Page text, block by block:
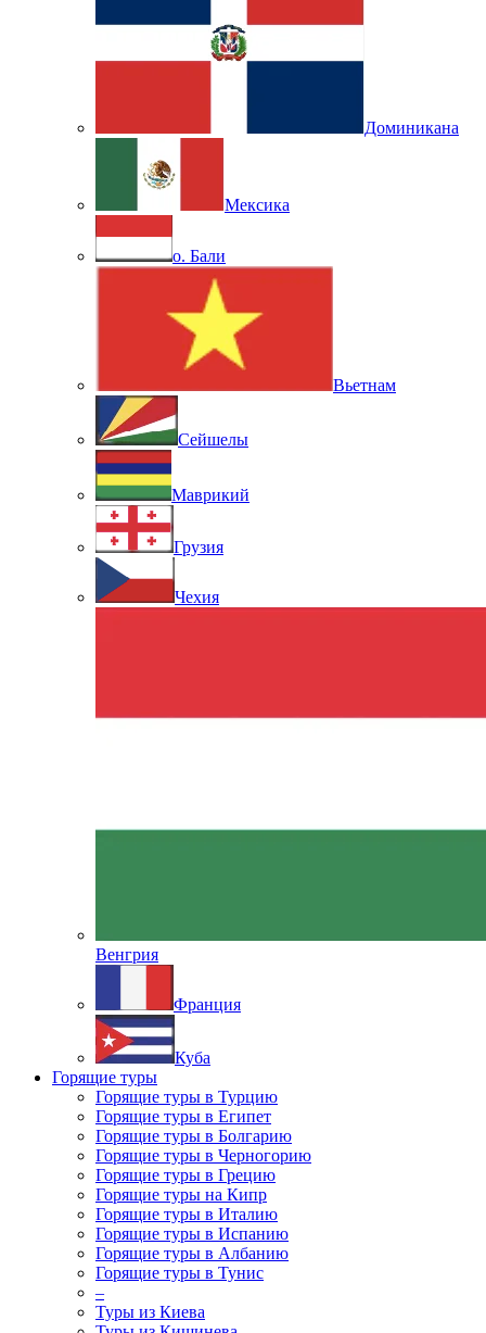
Доминикана
Мексика
о. Бали
Вьетнам
Сейшелы
Маврикий
Грузия
Чехия
Венгрия
Франция
Куба
Горящие туры
Горящие туры в Турцию
Горящие туры в Египет
Горящие туры в Болгарию
Горящие туры в Черногорию
Горящие туры в Грецию
Горящие туры на Кипр
Горящие туры в Италию
Горящие туры в Испанию
Горящие туры в Албанию
Горящие туры в Тунис
–
Туры из Киева